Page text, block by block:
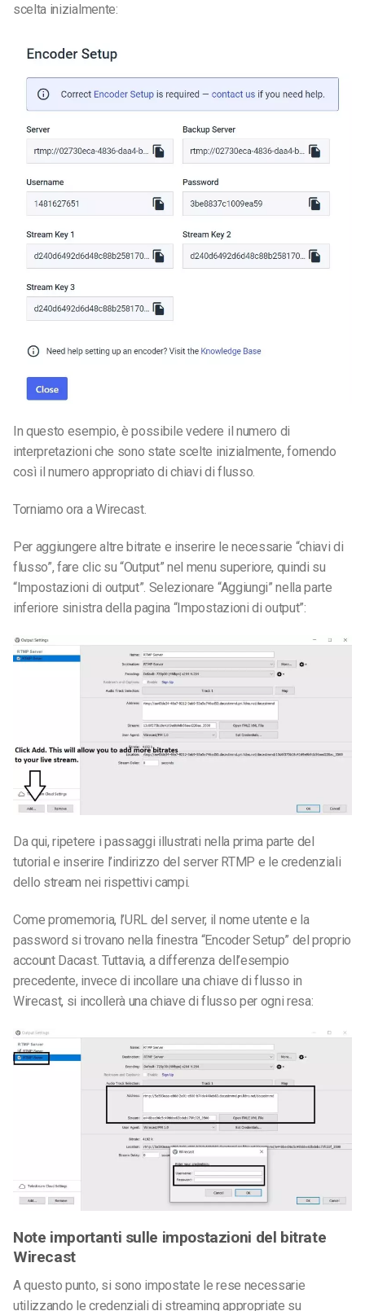
scelta inizialmente:
In questo esempio, è possibile vedere il numero di
interpretazioni che sono state scelte inizialmente, fornendo
così il numero appropriato di chiavi di flusso.
Torniamo ora a Wirecast.
Per aggiungere altre bitrate e inserire le necessarie “chiavi di
flusso”, fare clic su “Output” nel menu superiore, quindi su
“Impostazioni di output”. Selezionare “Aggiungi” nella parte
inferiore sinistra della pagina “Impostazioni di output”:
Da qui, ripetere i passaggi illustrati nella prima parte del
tutorial e inserire l’indirizzo del server RTMP e le credenziali
dello stream nei rispettivi campi.
Come promemoria, l’URL del server, il nome utente e la
password si trovano nella finestra “Encoder Setup” del proprio
account Dacast. Tuttavia, a differenza dell’esempio
precedente, invece di incollare una chiave di flusso in
Wirecast, si incollerà una chiave di flusso per ogni resa:
Note importanti sulle impostazioni del bitrate
Wirecast
A questo punto, si sono impostate le rese necessarie
utilizzando le credenziali di streaming appropriate su